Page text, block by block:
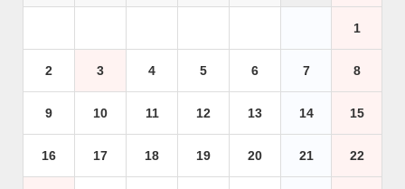
1
2 3 4 5 6 7 8
9 10 11 12 13 14 15
16 17 18 19 20 21 22